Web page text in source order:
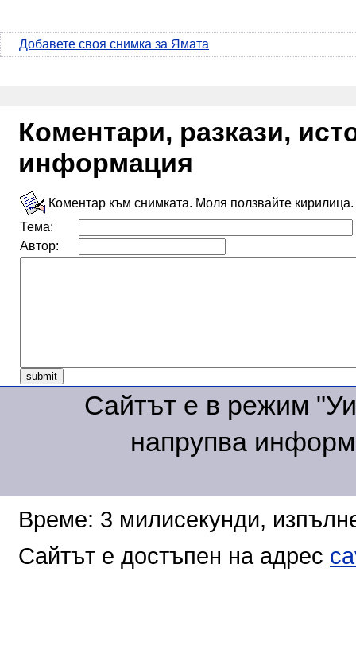
Добавете своя снимка за Ямата
Коментари, разкази,
информация
Коментар към снимката. Моля ползвайте кирилица.
Тема:
Автор:
Сайтът е в режим
напрупва
Време: 3 милисекунди,
Сайтът е достъпен на адрес